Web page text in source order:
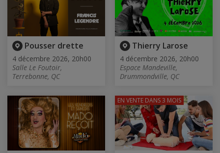
Pousser drette
4 décembre 2026, 20h00
Salle Le Foutoir,
Terrebonne, QC
Thierry Larose
4 décembre 2026, 20h00
Espace Mandeville,
Drummondville, QC
EN VENTE DANS 3 MOIS